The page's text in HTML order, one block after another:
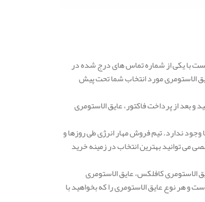
با یکی از شماره تماس های درج شده در
الاستومری مورد انتخاب شما تحت پیش
بعد از پرداخت فاکتور، عایق الاستومری
ندارد. تیم فروش مهار انرژی طی روزها و
توانید بهترین انتخاب در زمینه خرید
الاستومری کافلکس، عایق الاستومری
و هر نوع عایق الاستومری را که بخواهید با